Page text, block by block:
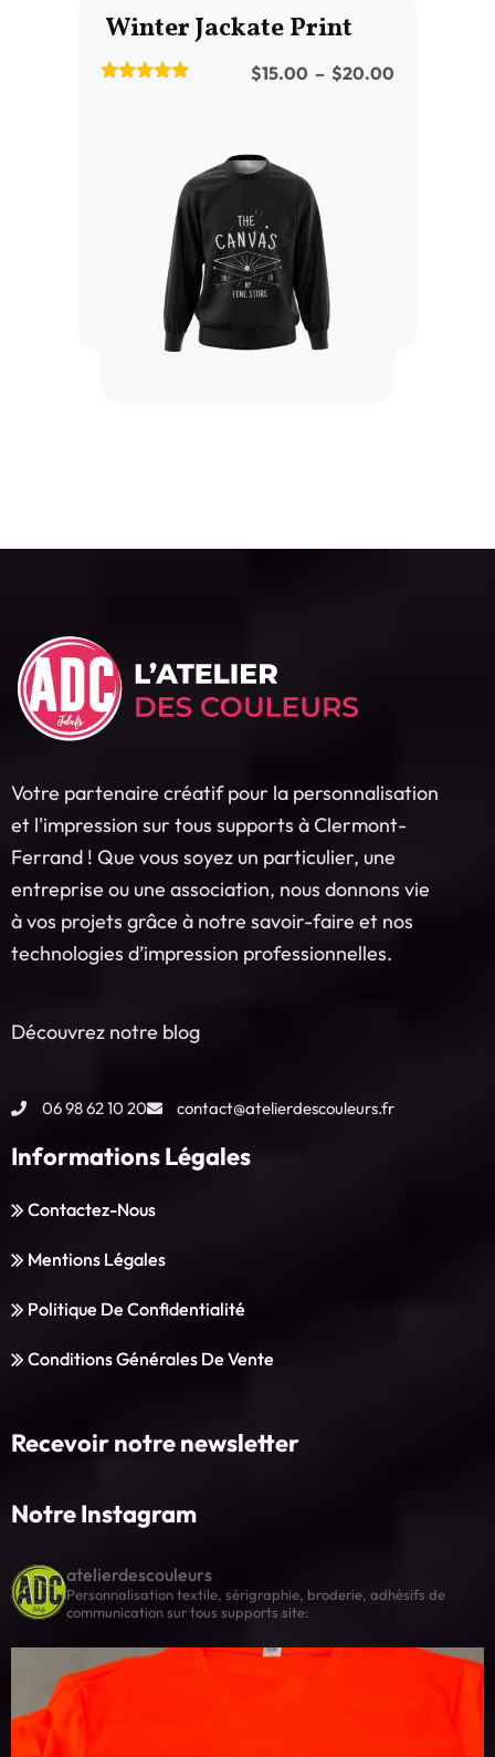
Winter Jackate Print
$15.00 – $20.00
Votre partenaire créatif pour la personnalisation
et l'impression sur tous supports à Clermont-
Ferrand ! Que vous soyez un particulier, une
entreprise ou une association, nous donnons vie
à vos projets grâce à notre savoir-faire et nos
technologies d’impression professionnelles.
Découvrez notre blog
06 98 62 10 20 contact@atelierdescouleurs.fr
Informations Légales
Contactez-Nous
Mentions Légales
Politique De Confidentialité
Conditions Générales De Vente
Recevoir notre newsletter
Notre Instagram
atelierdescouleurs
Personnalisation textile, sérigraphie, broderie, adhésifs de
communication sur tous supports site: